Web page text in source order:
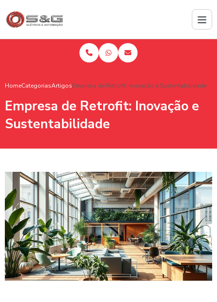
HomeCategoriasArtigosEmpresa de Retrofit: Inovação e Sustentabilidade
Empresa de Retrofit: Inovação e
Sustentabilidade